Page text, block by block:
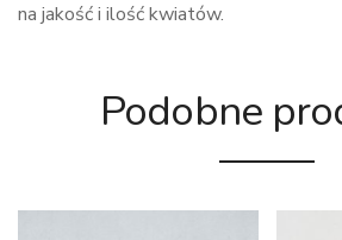
na jakość i ilość kwiatów.
Podobne